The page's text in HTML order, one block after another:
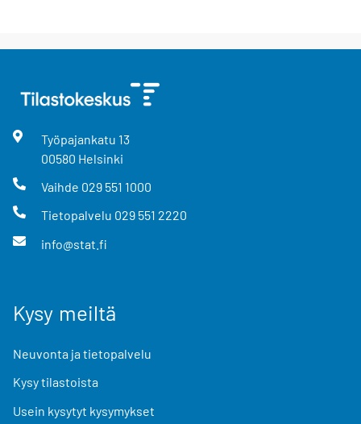
Työpajankatu 13
00580 Helsinki
Vaihde 029 551 1000
Tietopalvelu 029 551 2220
info@stat.fi
Kysy meiltä
Neuvonta ja tietopalvelu
Kysy tilastoista
Usein kysytyt kysymykset